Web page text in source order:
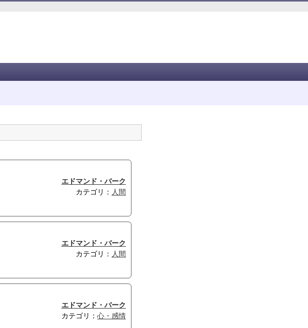
エドマンド・バーク
カテゴリ： 人間
エドマンド・バーク
カテゴリ： 人間
エドマンド・バーク
カテゴリ： 心・感情